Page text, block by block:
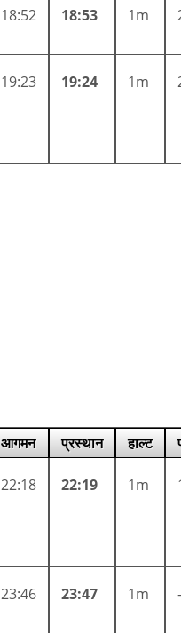
18:52 18:53 1m
19:23 19:24 1m
आगमन प्रस्थान हाल्ट
22:18 22:19 1m
23:46 23:47 1m